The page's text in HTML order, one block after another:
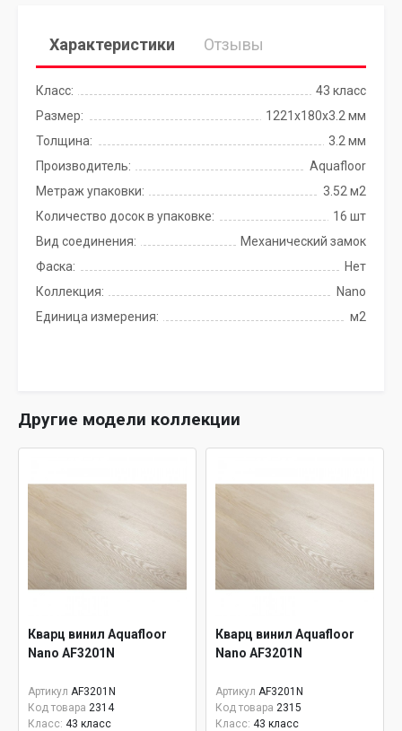
Характеристики Отзывы
Класс:
43 класс
Размер:
1221x180x3.2 мм
Толщина:
3.2 мм
Производитель:
Aquafloor
Метраж упаковки:
3.52 м2
Количество досок в упаковке:
16 шт
Вид соединения:
Механический замок
Фаска:
Нет
Коллекция:
Nano
Единица измерения:
м2
Другие модели коллекции
Кварц винил Aquafloor
Nano AF3201N
Артикул AF3201N
Код товара 2314
Класс: 43 класс
Кварц винил Aquafloor
Nano AF3201N
Артикул AF3201N
Код товара 2315
Класс: 43 класс